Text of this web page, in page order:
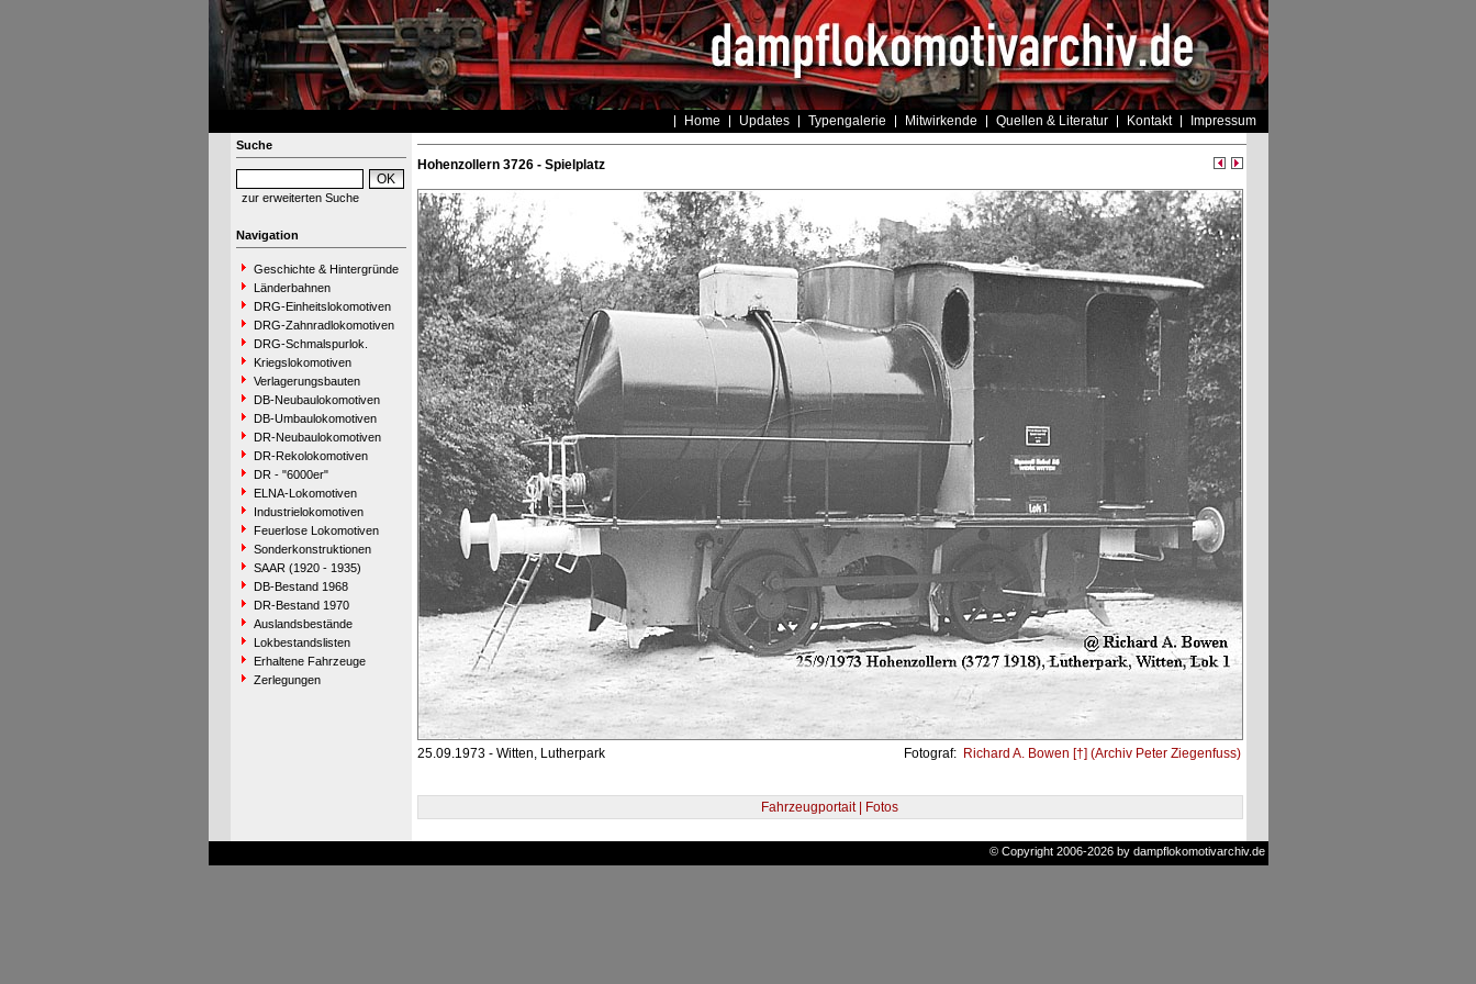
Home Updates Typengalerie Mitwirkende Quellen & Literatur Kontakt Impressum
Suche
zur erweiterten Suche
Navigation
Geschichte & Hintergründe
Länderbahnen
DRG-Einheitslokomotiven
DRG-Zahnradlokomotiven
DRG-Schmalspurlok.
Kriegslokomotiven
Verlagerungsbauten
DB-Neubaulokomotiven
DB-Umbaulokomotiven
DR-Neubaulokomotiven
DR-Rekolokomotiven
DR - "6000er"
ELNA-Lokomotiven
Industrielokomotiven
Feuerlose Lokomotiven
Sonderkonstruktionen
SAAR (1920 - 1935)
DB-Bestand 1968
DR-Bestand 1970
Auslandsbestände
Lokbestandslisten
Erhaltene Fahrzeuge
Zerlegungen
Hohenzollern 3726 - Spielplatz
25.09.1973 - Witten, Lutherpark Fotograf: Richard A. Bowen [†] (Archiv Peter Ziegenfuss)
Fahrzeugportait | Fotos
© Copyright 2006-2026 by dampflokomotivarchiv.de